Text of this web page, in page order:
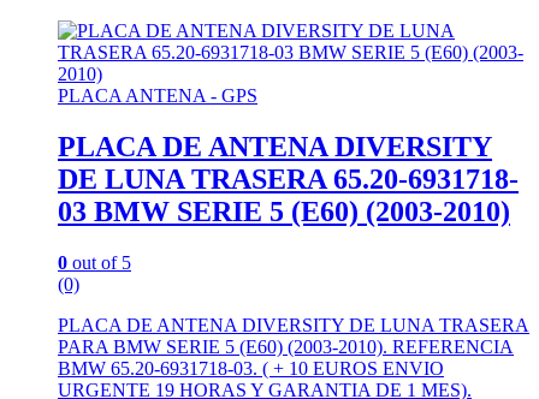
PLACA ANTENA - GPS
PLACA DE ANTENA DIVERSITY
DE LUNA TRASERA 65.20-6931718-
03 BMW SERIE 5 (E60) (2003-2010)
0 out of 5
(0)
PLACA DE ANTENA DIVERSITY DE LUNA TRASERA
PARA BMW SERIE 5 (E60) (2003-2010). REFERENCIA
BMW 65.20-6931718-03. ( + 10 EUROS ENVIO
URGENTE 19 HORAS Y GARANTIA DE 1 MES).